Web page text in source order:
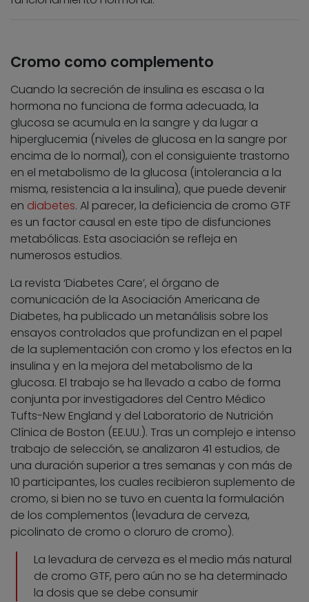
Cromo como complemento
Cuando la secreción de insulina es escasa o la
hormona no funciona de forma adecuada, la
glucosa se acumula en la sangre y da lugar a
hiperglucemia (niveles de glucosa en la sangre por
encima de lo normal), con el consiguiente trastorno
en el metabolismo de la glucosa (intolerancia a la
misma, resistencia a la insulina), que puede devenir
en diabetes. Al parecer, la deficiencia de cromo GTF
es un factor causal en este tipo de disfunciones
metabólicas. Esta asociación se refleja en
numerosos estudios.
La revista ‘Diabetes Care’, el órgano de
comunicación de la Asociación Americana de
Diabetes, ha publicado un metanálisis sobre los
ensayos controlados que profundizan en el papel
de la suplementación con cromo y los efectos en la
insulina y en la mejora del metabolismo de la
glucosa. El trabajo se ha llevado a cabo de forma
conjunta por investigadores del Centro Médico
Tufts-New England y del Laboratorio de Nutrición
Clínica de Boston (EE.UU.). Tras un complejo e intenso
trabajo de selección, se analizaron 41 estudios, de
una duración superior a tres semanas y con más de
10 participantes, los cuales recibieron suplemento de
cromo, si bien no se tuvo en cuenta la formulación
de los complementos (levadura de cerveza,
picolinato de cromo o cloruro de cromo).
La levadura de cerveza es el medio más natural
de cromo GTF, pero aún no se ha determinado
la dosis que se debe consumir